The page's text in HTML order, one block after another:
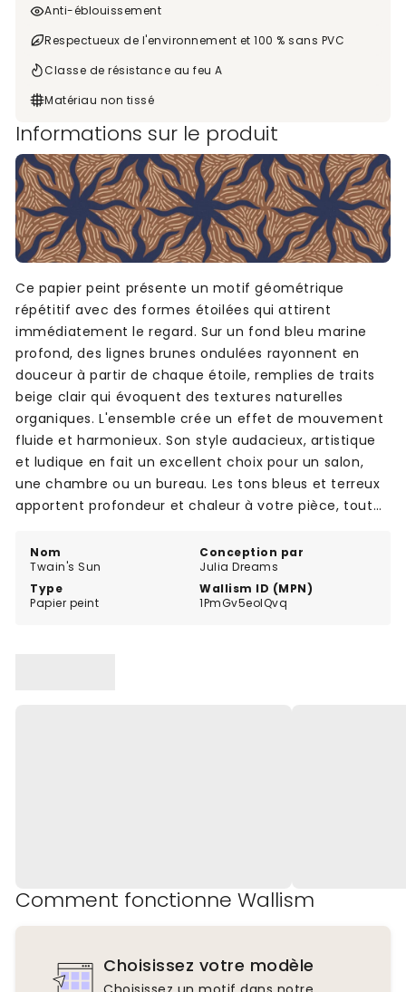
Anti-éblouissement
Respectueux de l'environnement et 100 % sans PVC
Classe de résistance au feu A
Matériau non tissé
Informations sur le produit
Nom
Twain's Sun
Conception par
Julia Dreams
Type
Papier peint
Wallism ID (MPN)
1PmGv5eolQvq
Ce papier peint présente un motif géométrique
répétitif avec des formes étoilées qui attirent
immédiatement le regard. Sur un fond bleu marine
profond, des lignes brunes ondulées rayonnent en
douceur à partir de chaque étoile, remplies de traits
beige clair qui évoquent des textures naturelles
organiques. L'ensemble crée un effet de mouvement
fluide et harmonieux. Son style audacieux, artistique
et ludique en fait un excellent choix pour un salon,
une chambre ou un bureau. Les tons bleus et terreux
apportent profondeur et chaleur à votre pièce, tout
vos murs.
Comment fonctionne Wallism
Choisissez votre modèle